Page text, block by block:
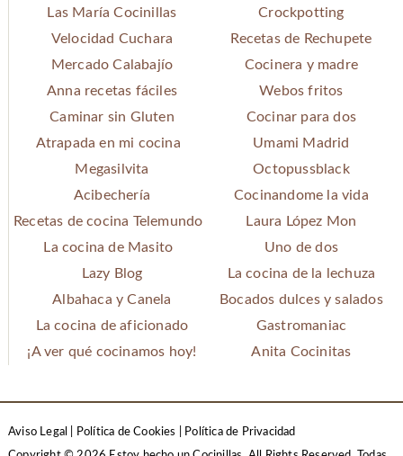
Las María Cocinillas
Crockpotting
Velocidad Cuchara
Recetas de Rechupete
Mercado Calabajío
Cocinera y madre
Anna recetas fáciles
Webos fritos
Caminar sin Gluten
Cocinar para dos
Atrapada en mi cocina
Umami Madrid
Megasilvita
Octopussblack
Acibechería
Cocinandome la vida
Recetas de cocina Telemundo
Laura López Mon
La cocina de Masito
Uno de dos
Lazy Blog
La cocina de la lechuza
Albahaca y Canela
Bocados dulces y salados
La cocina de aficionado
Gastromaniac
¡A ver qué cocinamos hoy!
Anita Cocinitas
Aviso Legal Política de Cookies
Política de Privacidad